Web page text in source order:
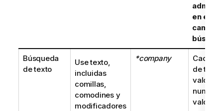
en el
campo
Búsqueda
de texto
Use texto,
incluidas
comillas,
comodines y
modificadores
*company
Cadena
de
valor
valor